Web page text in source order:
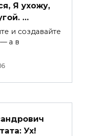
Я ухожу,
…
и создавайте
а в
Ух!